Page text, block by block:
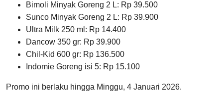
Bimoli Minyak Goreng 2 L: Rp 39.500
Sunco Minyak Goreng 2 L: Rp 39.900
Ultra Milk 250 ml: Rp 14.400
Dancow 350 gr: Rp 39.900
Chil-Kid 600 gr: Rp 136.500
Indomie Goreng isi 5: Rp 15.100
Promo ini berlaku hingga Minggu, 4 Januari 2026.